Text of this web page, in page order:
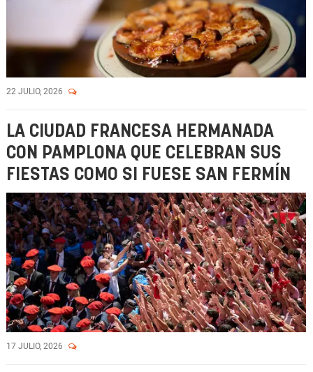
22 JULIO, 2026
LA CIUDAD FRANCESA HERMANADA
CON PAMPLONA QUE CELEBRAN SUS
FIESTAS COMO SI FUESE SAN FERMÍN
17 JULIO, 2026